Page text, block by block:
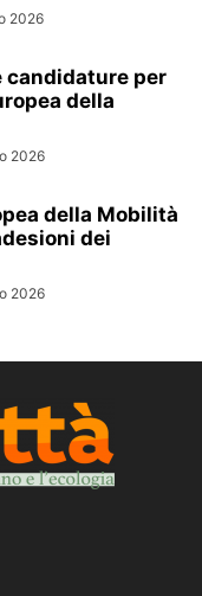
2026
candidature per
della
2026
della Mobilità
dei
2026